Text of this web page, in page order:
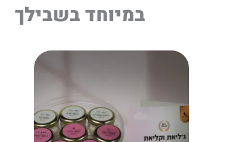
במיוחד בשבילך